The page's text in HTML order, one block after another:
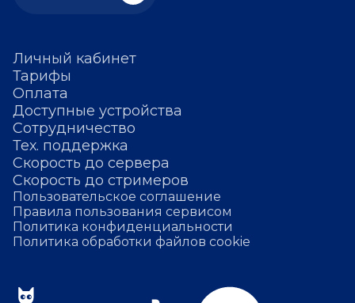
Личный кабинет
Тарифы
Оплата
Доступные устройства
Сотрудничество
Тех. поддержка
Скорость до сервера
Скорость до стримеров
Пользовательское соглашение
Правила пользования сервисом
Политика конфиденциальности
Политика обработки файлов cookie